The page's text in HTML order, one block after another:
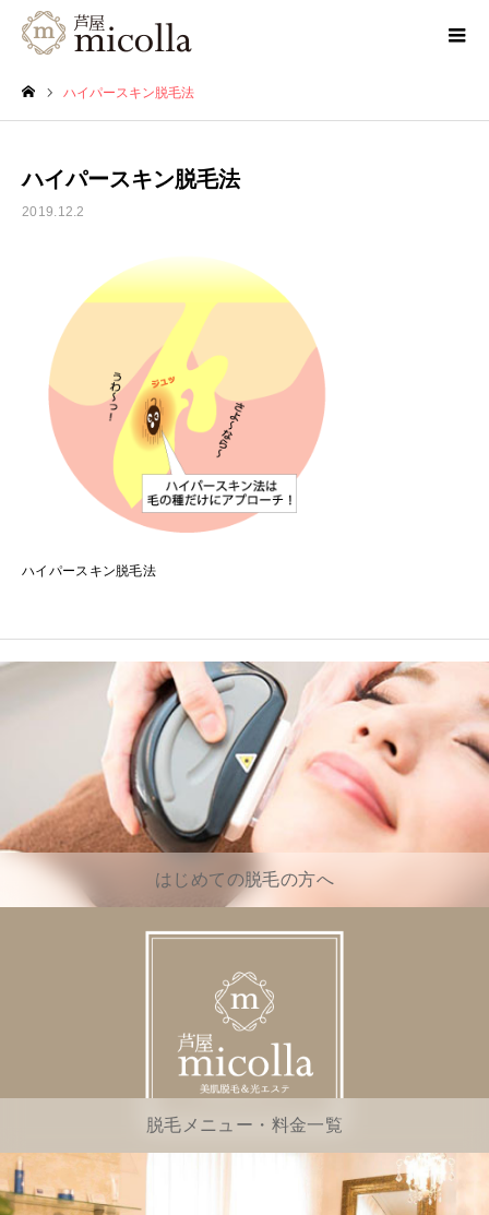
ハイパースキン脱毛法
ハイパースキン脱毛法
2019.12.2
ハイパースキン脱毛法
はじめての脱毛の方へ
脱毛メニュー・料金一覧